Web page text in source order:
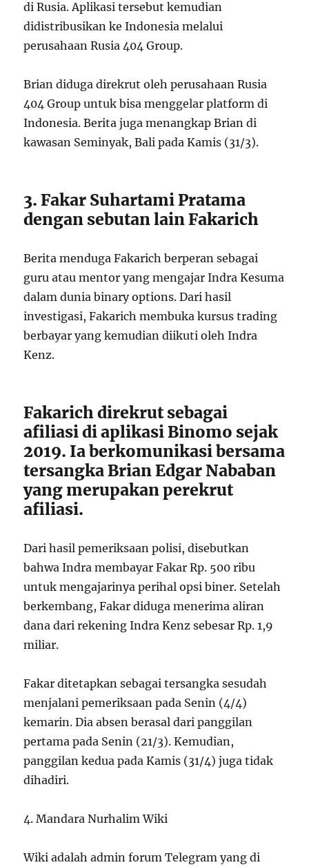
di Rusia. Aplikasi tersebut kemudian
didistribusikan ke Indonesia melalui
perusahaan Rusia 404 Group.
Brian diduga direkrut oleh perusahaan Rusia
404 Group untuk bisa menggelar platform di
Indonesia. Berita juga menangkap Brian di
kawasan Seminyak, Bali pada Kamis (31/3).
3. Fakar Suhartami Pratama
dengan sebutan lain Fakarich
Berita menduga Fakarich berperan sebagai
guru atau mentor yang mengajar Indra Kesuma
dalam dunia binary options. Dari hasil
investigasi, Fakarich membuka kursus trading
berbayar yang kemudian diikuti oleh Indra
Kenz.
Fakarich direkrut sebagai
afiliasi di aplikasi Binomo sejak
2019. Ia berkomunikasi bersama
tersangka Brian Edgar Nababan
yang merupakan perekrut
afiliasi.
Dari hasil pemeriksaan polisi, disebutkan
bahwa Indra membayar Fakar Rp. 500 ribu
untuk mengajarinya perihal opsi biner. Setelah
berkembang, Fakar diduga menerima aliran
dana dari rekening Indra Kenz sebesar Rp. 1,9
miliar.
Fakar ditetapkan sebagai tersangka sesudah
menjalani pemeriksaan pada Senin (4/4)
kemarin. Dia absen berasal dari panggilan
pertama pada Senin (21/3). Kemudian,
panggilan kedua pada Kamis (31/4) juga tidak
dihadiri.
4. Mandara Nurhalim Wiki
Wiki adalah admin forum Telegram yang di